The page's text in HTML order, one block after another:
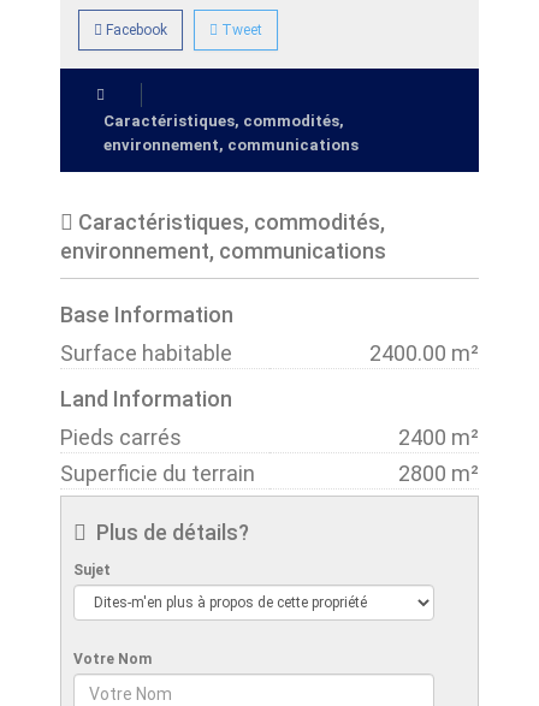
Facebook Tweet
Caractéristiques, commodités,
environnement, communications
Caractéristiques, commodités,
environnement, communications
Base Information
Surface habitable
2400.00 m²
Land Information
Pieds carrés
2400 m²
Superficie du terrain
2800 m²
Plus de détails?
Sujet
Votre Nom